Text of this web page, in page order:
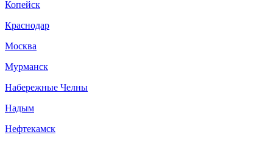
Копейск
Краснодар
Москва
Мурманск
Набережные Челны
Надым
Нефтекамск